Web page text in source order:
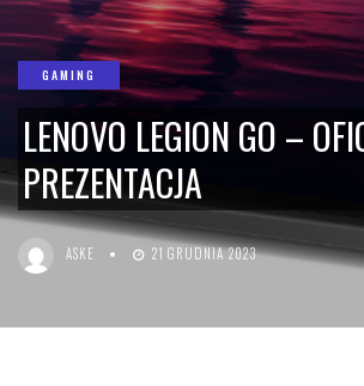
GAMING
LENOVO LEGION GO –
PREZENTACJA
ASKE 21 GRUDNIA 2023